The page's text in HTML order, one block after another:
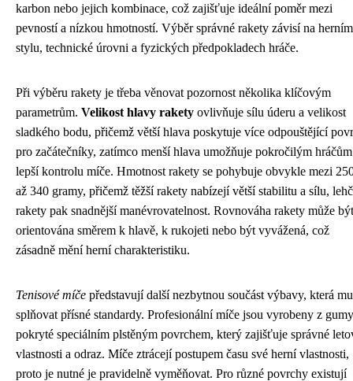
karbon nebo jejich kombinace, což zajišťuje ideální poměr mezi
pevností a nízkou hmotností. Výběr správné rakety závisí na herním
stylu, technické úrovni a fyzických předpokladech hráče.
Při výběru rakety je třeba věnovat pozornost několika klíčovým
parametrům. Velikost hlavy rakety ovlivňuje sílu úderu a velikost
sladkého bodu, přičemž větší hlava poskytuje více odpouštějící
pro začátečníky, zatímco menší hlava umožňuje pokročilým hráčům
lepší kontrolu míče. Hmotnost rakety se pohybuje obvykle mezi
až 340 gramy, přičemž těžší rakety nabízejí větší stabilitu a sílu,
rakety pak snadnější manévrovatelnost. Rovnováha rakety může být
orientována směrem k hlavě, k rukojeti nebo být vyvážená, což
zásadně mění herní charakteristiku.
Tenisové míče představují další nezbytnou součást výbavy, která
splňovat přísné standardy. Profesionální míče jsou vyrobeny z gumy
pokryté speciálním plstěným povrchem, který zajišťuje správné
vlastnosti a odraz. Míče ztrácejí postupem času své herní vlastnosti,
proto je nutné je pravidelně vyměňovat. Pro různé povrchy existují